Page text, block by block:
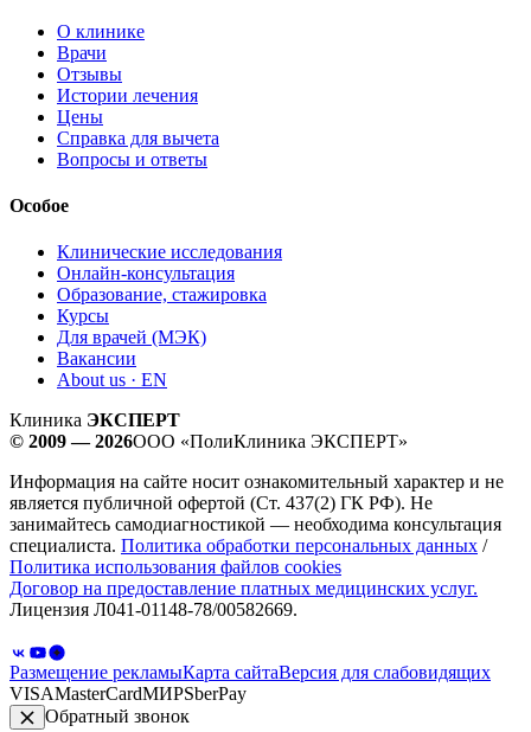
О клинике
Врачи
Отзывы
Истории лечения
Цены
Справка для вычета
Вопросы и ответы
Особое
Клинические исследования
Онлайн-консультация
Образование, стажировка
Курсы
Для врачей (МЭК)
Вакансии
About us · EN
Клиника ЭКСПЕРТ
© 2009 — 2026ООО «ПолиКлиника ЭКСПЕРТ»
Информация на сайте носит ознакомительный характер и не
является публичной офертой (Ст. 437(2) ГК РФ). Не
занимайтесь самодиагностикой — необходима консультация
специалиста. Политика обработки персональных данных /
Политика использования файлов cookies
Договор на предоставление платных медицинских услуг.
Лицензия Л041-01148-78/00582669.
Размещение рекламыКарта сайтаВерсия для слабовидящих
VISAMasterCardМИРSberPay
Обратный звонок